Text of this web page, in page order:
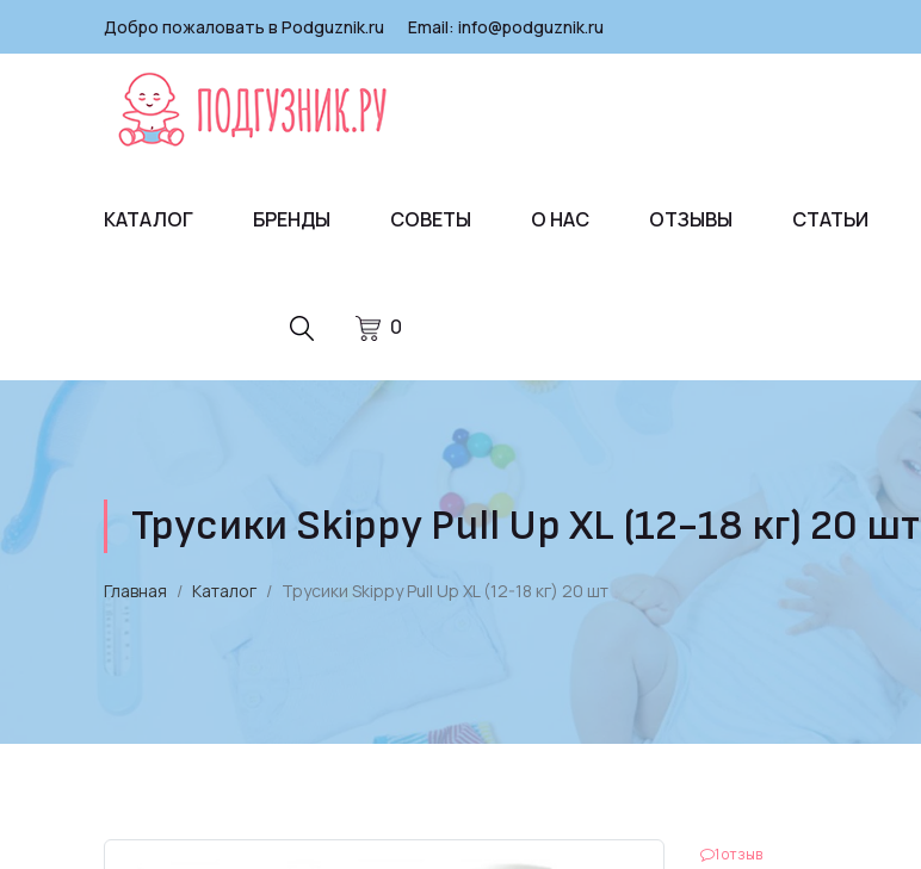
Добро пожаловать в Podguznik.ru Email: info@podguznik.ru
0
КАТАЛОГ БРЕНДЫ СОВЕТЫ О НАС ОТЗЫВЫ СТАТЬИ
Трусики Skippy Pull Up XL (12-18 кг) 20 шт
Главная Каталог Трусики Skippy Pull Up XL (12-18 кг) 20 шт
1 отзыв